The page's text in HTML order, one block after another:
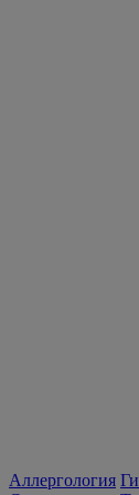
Аллергология